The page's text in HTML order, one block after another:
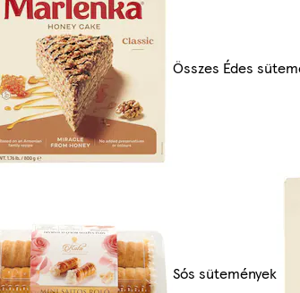
Összes Édes
Sós sütemények